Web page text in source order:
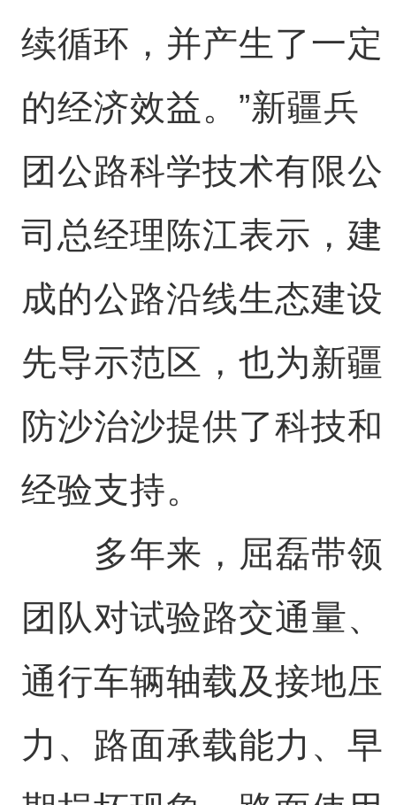
续循环，并产生了一定
的经济效益。”新疆兵
团公路科学技术有限公
司总经理陈江表示，建
成的公路沿线生态建设
先导示范区，也为新疆
防沙治沙提供了科技和
经验支持。
多年来，屈磊带领
团队对试验路交通量、
通行车辆轴载及接地压
力、路面承载能力、早